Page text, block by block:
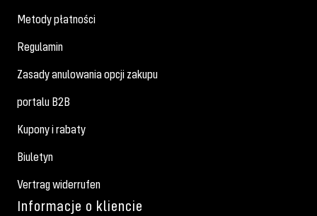
Metody płatności
Regulamin
Zasady anulowania opcji zakupu
portalu B2B
Kupony i rabaty
Biuletyn
Vertrag widerrufen
Informacje o kliencie